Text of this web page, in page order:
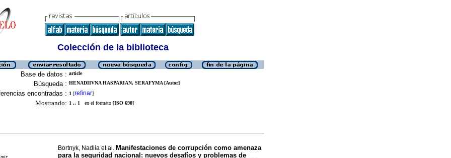
Colección de la biblioteca
Base de datos : article
Búsqueda : HENADIIVNA HASPARIAN, SERAFYMA [Autor]
encontradas : 1 [refinar]
Mostrando: 1 .. 1 en el formato [ISO 690]
Bortnyk, Nadiia et al. Manifestaciones de corrupción como amenaza
para la seguridad nacional: nuevos desafíos y problemas de